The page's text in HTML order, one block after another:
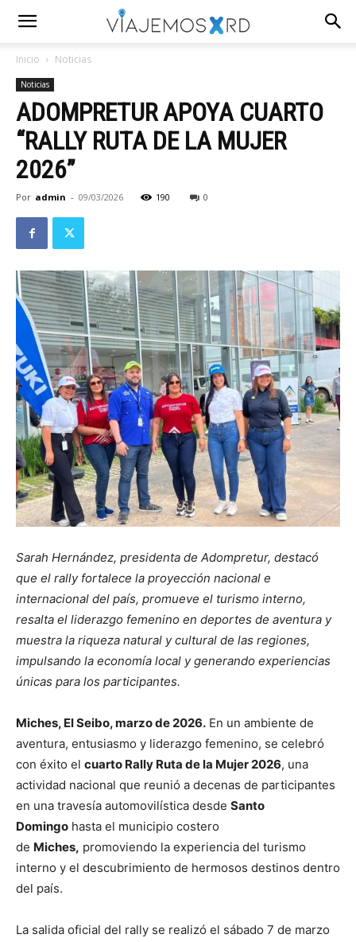
Inicio Noticias
Noticias
ADOMPRETUR APOYA CUARTO
“RALLY RUTA DE LA MUJER
2026”
Por admin - 09/03/2026 190 0
Sarah Hernández, presidenta de Adompretur, destacó
que el rally fortalece la proyección nacional e
internacional del país, promueve el turismo interno,
resalta el liderazgo femenino en deportes de aventura y
muestra la riqueza natural y cultural de las regiones,
impulsando la economía local y generando experiencias
únicas para los participantes.
Miches, El Seibo, marzo de 2026. En un ambiente de
aventura, entusiasmo y liderazgo femenino, se celebró
con éxito el cuarto Rally Ruta de la Mujer 2026, una
actividad nacional que reunió a decenas de participantes
en una travesía automovilística desde Santo
Domingo hasta el municipio costero
de Miches, promoviendo la experiencia del turismo
interno y el descubrimiento de hermosos destinos dentro
del país.
La salida oficial del rally se realizó el sábado 7 de marzo